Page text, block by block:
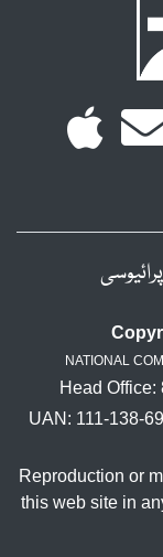
پرائیوسی
NATIONAL
Head Office:
UAN: 111-138-
Reproduction or
this web site in